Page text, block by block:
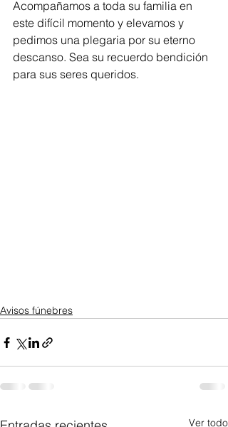
Acompañamos a toda su familia en
este difícil momento y elevamos y
pedimos una plegaria por su eterno
descanso. Sea su recuerdo bendición
para sus seres queridos.
Avisos fúnebres
Ver todo